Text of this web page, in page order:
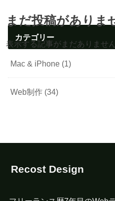
まだ投稿がありま
表示する記事がまだありません
カテゴリー
Mac & iPhone (1)
Web制作 (34)
Recost Design